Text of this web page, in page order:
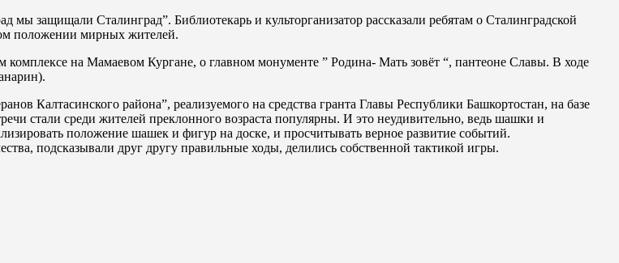
защищали Сталинград”. Библиотекарь и культорганизатор рассказали ребятам о Сталинградской
положении мирных жителей.
на Мамаевом Кургане, о главном монументе ” Родина- Мать зовёт “, пантеоне Славы. В ходе
Калтасинского района”, реализуемого на средства гранта Главы Республики Башкортостан, на базе
стали среди жителей преклонного возраста популярны. И это неудивительно, ведь шашки и
положение шашек и фигур на доске, и просчитывать верное развитие событий.
подсказывали друг другу правильные ходы, делились собственной тактикой игры.